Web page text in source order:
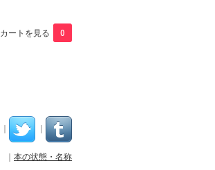
カートを見る 0
｜ ｜
｜ 本の状態・名称